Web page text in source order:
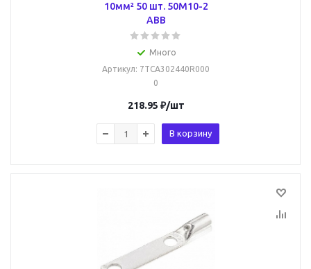
10мм² 50 шт. 50M10-2
ABB
Много
Артикул: 7TCA302440R000
0
218.95 ₽/шт
В корзину